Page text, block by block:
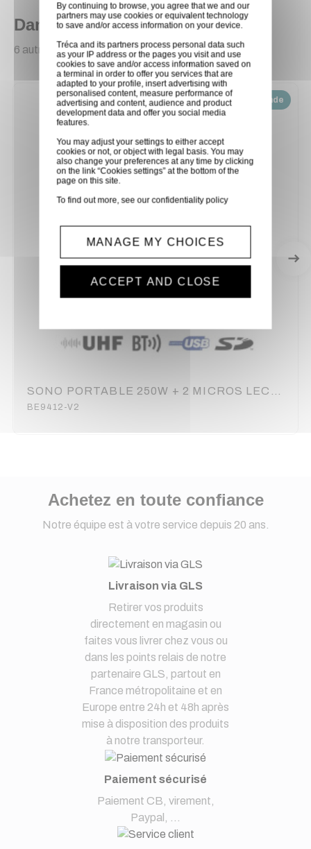
Dans la même catégorie
6 autres produits sélectionnés pour vous
Disponible sur demande
BE9412-V2
Achetez en toute confiance
Notre équipe est à votre service depuis 20 ans.
Livraison via GLS
Retirer vos produits
directement en magasin ou
faites vous livrer chez vous ou
dans les points relais de notre
partenaire GLS, partout en
France métropolitaine et en
Europe entre 24h et 48h après
mise à disposition des produits
à notre transporteur.
Paiement sécurisé
Paiement CB, virement,
Paypal, ...
By continuing to browse, you agree that we and our
partners may use cookies or equivalent technology
to save and/or access information on your device.
Tréca and its partners process personal data such
as your IP address or the pages you visit and use
cookies to save and/or access information saved on
a terminal in order to offer you services that are
adapted to your profile, insert advertising with
personalised content, measure performance of
advertising and content, audience and product
development data and offer you social media
features.
You may adjust your settings to either accept
cookies or not, or object with legal basis. You may
also change your preferences at any time by clicking
on the link “Cookies settings” at the bottom of the
page on this site.
To find out more, see ourconfidentiality policy
MANAGE MY CHOICES
ACCEPT AND CLOSE